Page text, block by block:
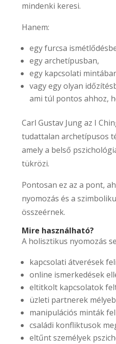
mindenki keresi.
Hanem:
egy furcsa
egy archetípusban,
egy kapcsolati
vagy egy olyan
ami túl pontos ahhoz,
Carl Gustav Jung az I
tudattalan archetípusos
amely a belső
tükrözi.
Pontosan ez az a pont,
nyomozás és a
összeérnek.
Mire használható?
A holisztikus nyomozás
kapcsolati átverések
online ismerkedések
eltitkolt kapcsolatok
üzleti partnerek
manipulációs minták
családi konfliktusok
eltűnt személyek